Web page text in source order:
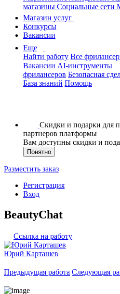
магазины Социальные сети
Магазин услуг
Конкурсы
Вакансии
Еще
Найти работу Все
Вакансии AI-инструменты
фрилансеров Безопасная
База знаний Помощь
Скидки и подарки для
партнеров платформы
Вам доступны скидки и
Понятно
Разместить заказ
Регистрация
Вход
BeautyChat
Ссылка на работу
Юрий Карташев
Предыдущая работа Следующая